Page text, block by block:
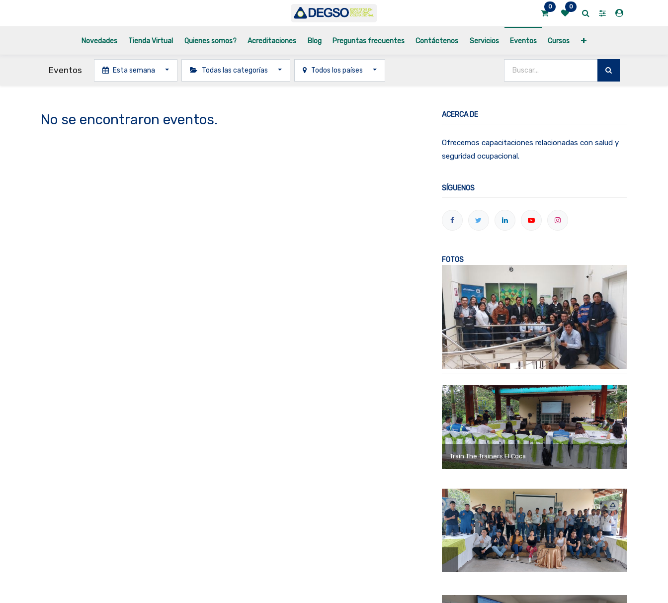
0 0
Novedades Tienda Virtual Quienes somos? Acreditaciones Blog Preguntas frecuentes Contáctenos Servicios Eventos Cursos
Eventos Esta semana Todas las categorías Todos los países
No se encontraron eventos. ACERCA DE
Ofrecemos capacitaciones relacionadas con salud y
seguridad ocupacional.
SÍGUENOS
FOTOS
Train The Trainers El Coca